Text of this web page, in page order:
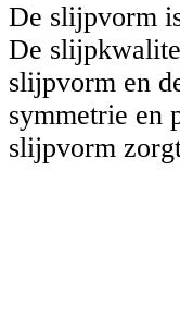
De slijpvorm
De
slijpvorm en
symmetrie en
slijpvorm